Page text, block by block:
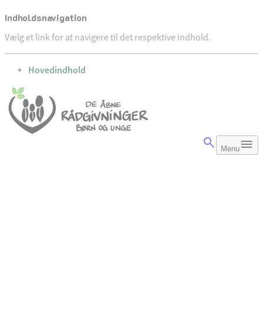
Indholdsnavigation
Vælg et link for at navigere til det respektive indhold.
gå til
Hovedindhold
Menu